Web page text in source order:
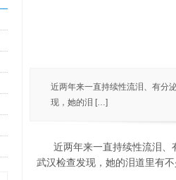
近两年来一直持续性流泪、有分
现，她的泪 […]
近两年来一直持续性流泪、
武汉检查发现，她的泪道里有不